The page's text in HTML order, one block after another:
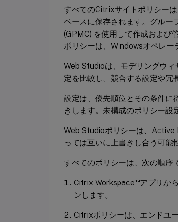
すべてのCitrixサイトポリシー
ベースに保存されます。グル
(GPMC) を使用して作成およ
ポリシーは、Windowsオペレー
Web Studioは、モデリングウ
定を比較し、競合する設定や冗
設定は、優先順位とその条件に
きします。未構成のポリシー設
Web Studioポリシーは、Active
っては互いに上書きし合う可能
すべてのポリシーは、次の順序
Citrix Workspace™アプリか
ンします。
Citrixポリシーは、エンドユ